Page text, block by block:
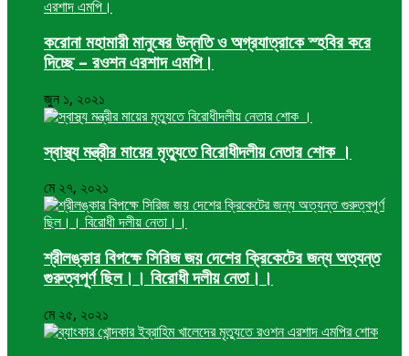
করোনা মহামারী মানুষের উন্নতি ও অগ্রযাত্রাকে স্হবির করে
দিচ্ছে – রওশন এরশাদ এমপি।
জুন ১, ২০২১
স্বাস্থ্য মন্ত্রীর মায়ের মৃত্যুতে বিরোধীদলীয় নেতার শোক ।
মে ২৭, ২০২১
শ্রীলঙ্কার বিপক্ষে সিরিজ জয় দেশের ক্রিকেটের জন্য অত্যন্ত
গুরুত্বপূর্ণ ছিল।। বিরোধী দলীয় নেতা।।
মে ২৫, ২০২১